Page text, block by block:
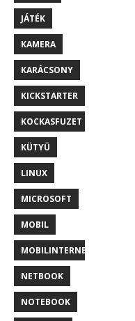
JÁTÉK
KAMERA
KARÁCSONY
KICKSTARTER
KOCKASFUZET
KÜTYÜ
LINUX
MICROSOFT
MOBIL
MOBILINTERNET
NETBOOK
NOTEBOOK